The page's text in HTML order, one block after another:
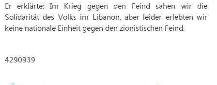
Er erklärte: Im Krieg gegen den Feind sahen wir die
Solidarität des Volks im Libanon, aber leider erlebten wir
keine nationale Einheit gegen den zionistischen Feind.
4290939